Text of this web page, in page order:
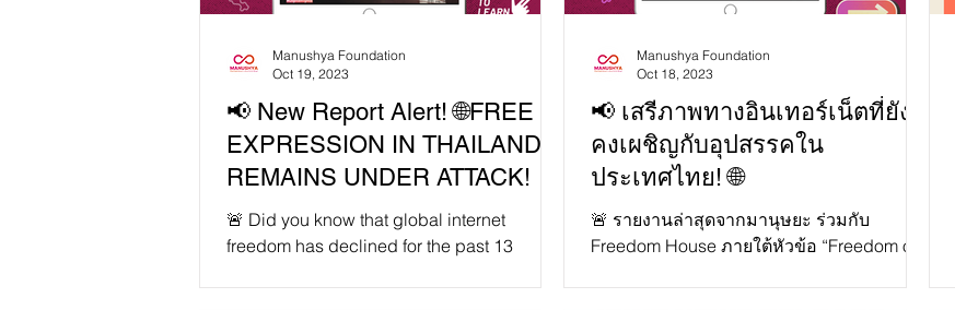
📢 New Report Alert! 🌐FREE
EXPRESSION IN THAILAND
REMAINS UNDER ATTACK!
🚨 Did you know that global internet
freedom has declined for the past 13
Manushya Foundation
Oct 19, 2023
📢 เสรีภาพทางอินเทอร์เน็ตที่ยัง
คงเผชิญกับอุปสรรคใน
ประเทศไทย! 🌐
🚨 รายงานล่าสุดจากมานุษยะ ร่วมกับ
Freedom House ภายใต้หัวข้อ “Freedom on
Manushya Foundation
Oct 18, 2023